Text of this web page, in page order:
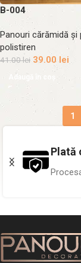
B-004
Panouri cărămidă și
polistiren
41.00lei 39.00 lei
Adaugă în coș
1
Pereți